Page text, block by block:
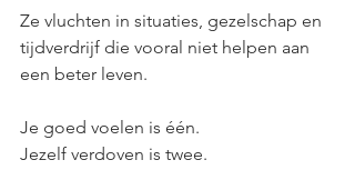
Ze vluchten in situaties, gezelschap en
tijdverdrijf die vooral niet helpen aan
een beter leven.
Je goed voelen is één.
Jezelf verdoven is twee.